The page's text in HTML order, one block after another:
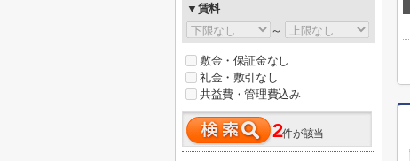
▼賃料
～
敷金・保証金なし
礼金・敷引なし
共益費・管理費込み
2件が該当